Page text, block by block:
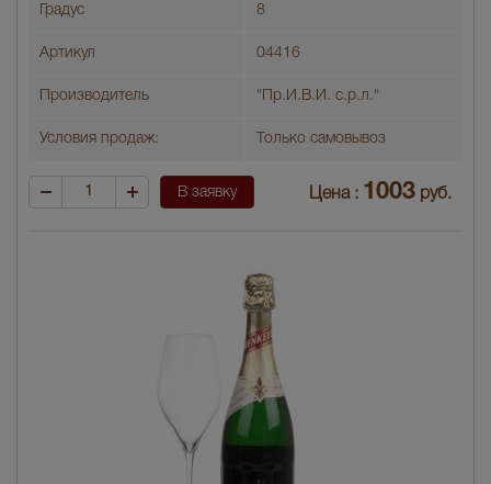
Градус 8
Артикул 04416
Производитель "Пр.И.В.И. с.р.л."
Условия продаж: Только самовывоз
В заявку Цена : 1003 руб.